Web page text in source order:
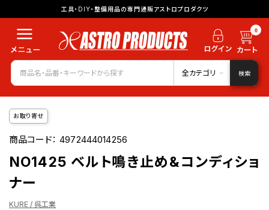
工具・DIY・整備用品の専門通販アストロプロダクツ
0
全カテゴリ 検索
お取り寄せ
商品コード：4972444014256
NO1425 ベルト鳴き止め&コンディショ
ナー
KURE / 呉工業